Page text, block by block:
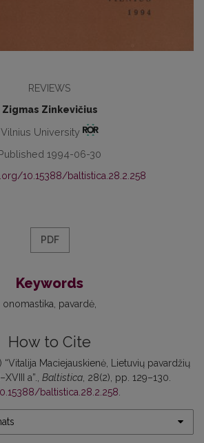
REVIEWS
Zigmas Zinkevičius
Vilnius University
1994-06-30
10.15388/baltistica.28.2.258
PDF
Keywords
onomastika pavardė
How to Cite
“Vitalija Maciejauskienė, Lietuvių pavardžių
a”., Baltistica, 28(2), pp. 129–130.
baltistica.28.2.258